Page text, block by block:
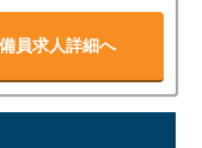
欠かせないの
成。イオンデ
基本のあいさつ
接客態度などの
材育成を目指
員求人詳細へ